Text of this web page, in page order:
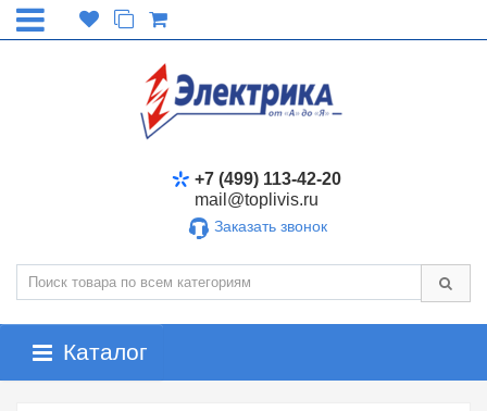
+7 (499) 113-42-20
mail@toplivis.ru
Заказать звонок
Каталог